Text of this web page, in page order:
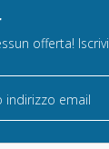
offerta!
indirizzo email